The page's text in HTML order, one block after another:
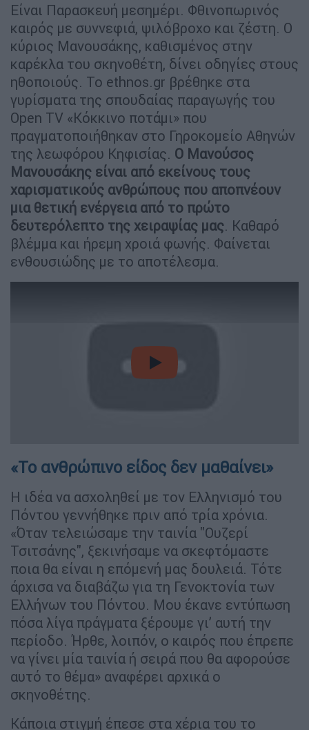
Είναι Παρασκευή μεσημέρι. Φθινοπωρινός
καιρός με συννεφιά, ψιλόβροχο και ζέστη. Ο
κύριος Μανουσάκης, καθισμένος στην
καρέκλα του σκηνοθέτη, δίνει οδηγίες στους
ηθοποιούς. Το ethnos.gr βρέθηκε στα
γυρίσματα της σπουδαίας παραγωγής του
Open ΤV «Κόκκινο ποτάμι» που
πραγματοποιήθηκαν στο Γηροκομείο Αθηνών
της λεωφόρου Κηφισίας. Ο Μανούσος
Μανουσάκης είναι από εκείνους τους
χαρισματικούς ανθρώπους που αποπνέουν
μια θετική ενέργεια από το πρώτο
δευτερόλεπτο της χειραψίας μας. Καθαρό
βλέμμα και ήρεμη χροιά φωνής. Φαίνεται
ενθουσιώδης με το αποτέλεσμα.
video
«Το ανθρώπινο είδος δεν μαθαίνει»
Η ιδέα να ασχοληθεί µε τον Ελληνισµό του
Πόντου γεννήθηκε πριν από τρία χρόνια.
«Όταν τελειώσαμε την ταινία "Ουζερί
Τσιτσάνης", ξεκινήσαμε να σκεφτόμαστε
ποια θα είναι η επόμενή μας δουλειά. Τότε
άρχισα να διαβάζω για τη Γενοκτονία των
Ελλήνων του Πόντου. Μου έκανε εντύπωση
πόσα λίγα πράγματα ξέρουμε γι’ αυτή την
περίοδο. Ήρθε, λοιπόν, ο καιρός που έπρεπε
να γίνει μία ταινία ή σειρά που θα αφορούσε
αυτό το θέμα» αναφέρει αρχικά ο
σκηνοθέτης.
Κάποια στιγμή έπεσε στα χέρια του το